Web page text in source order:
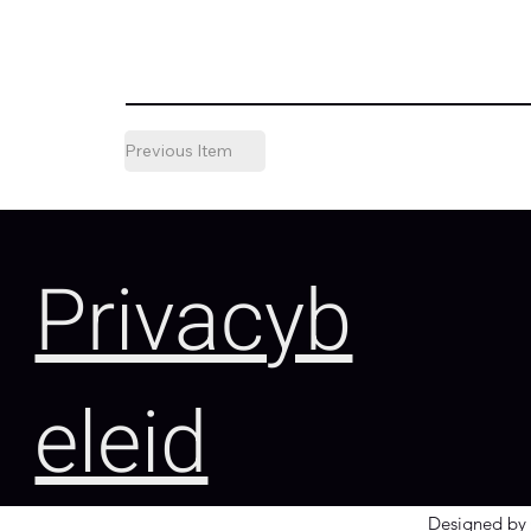
Previous Item
Designed
Privacyb
eleid